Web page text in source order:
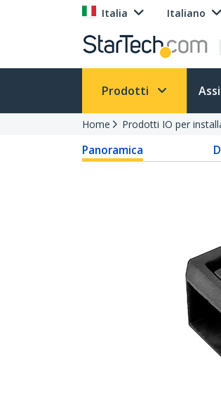
Italia Italiano
Prodotti
Home Prodotti IO per
Panoramica